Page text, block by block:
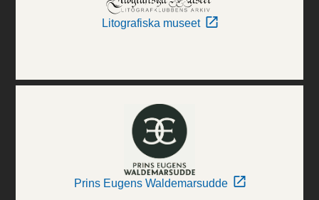
Litografiska museet
Prins Eugens Waldemarsudde